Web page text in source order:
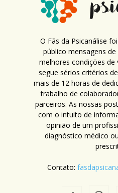
O Fãs da Psicanálise
público mensagens
melhores condições de
segue sérios critérios
mais de 12 horas de
trabalho de
parceiros. As nossas
com o intuito de
opinião de um
diagnóstico médico
Contato: